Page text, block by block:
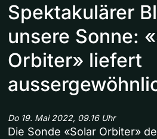
Spektakulärer
unsere Sonne:
Orbiter» liefert
Do 19. Mai 2022, 09.16 Uhr
Die Sonde «Solar Orbiter»